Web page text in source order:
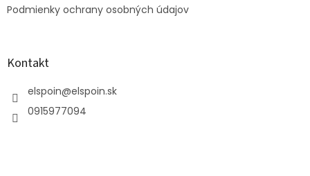
Podmienky ochrany osobných údajov
Kontakt
elspoin@elspoin.sk
0915977094